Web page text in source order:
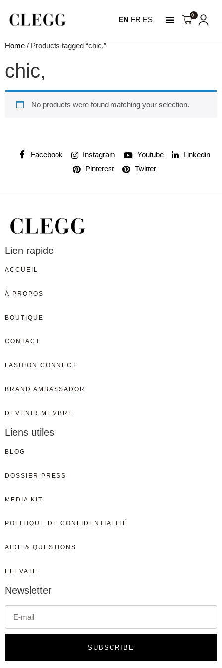
EN FR ES
0
Home / Products tagged “chic,”
chic,
No products were found matching your selection.
Facebook Instagram Youtube
Linkedin
Pinterest
Twitter
Lien rapide
ACCUEIL
À PROPOS
BOUTIQUE
CONTACT
FASHION CONNECT
BRAND AMBASSADOR
DEVENIR MEMBRE
Liens utiles
BLOG
DOSSIER PRESS
MEDIA KIT
POLITIQUE DE CONFIDENTIALITÉ
AIDE & QUESTIONS
ELEVATE
Newsletter
SUBSCRIBE